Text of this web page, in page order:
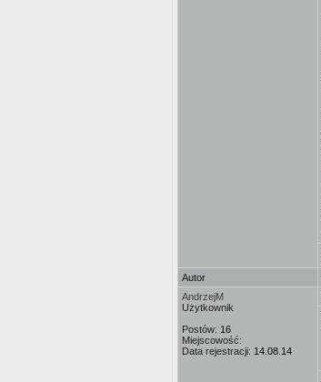
Autor
AndrzejM
Użytkownik
Postów: 16
Miejscowość:
Data rejestracji: 14.08.14